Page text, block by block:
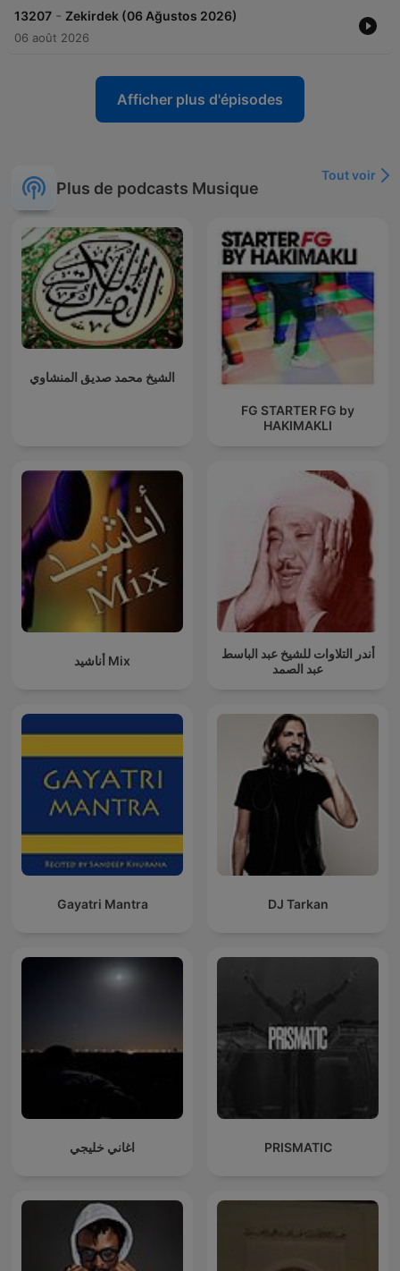
13207 - Zekirdek (06 Ağustos 2026)
06 août 2026
Afficher plus d'épisodes
Plus de podcasts Musique
Tout voir
الشيخ محمد صديق المنشاوي
FG STARTER FG by
HAKIMAKLI
أناشيد Mix
أندر التلاوات للشيخ عبد الباسط
عبد الصمد
Gayatri Mantra DJ Tarkan
اغاني خليجي PRISMATIC